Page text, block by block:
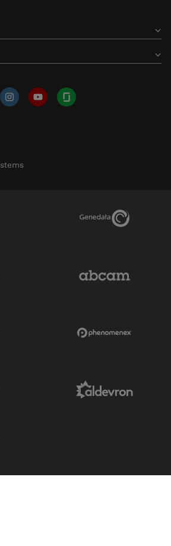
InstagramYouTubeGlassdoor
Genedata Link
Devices Link